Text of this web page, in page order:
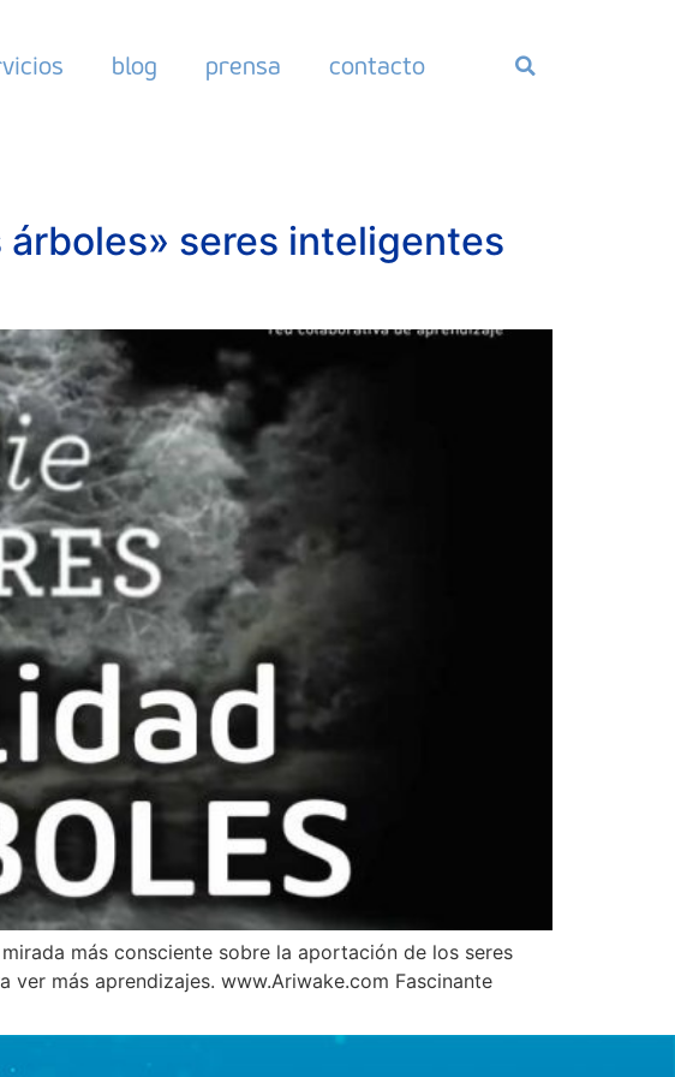
blog prensa contacto
seres inteligentes
más consciente sobre la aportación de los seres
más aprendizajes. www.Ariwake.com Fascinante